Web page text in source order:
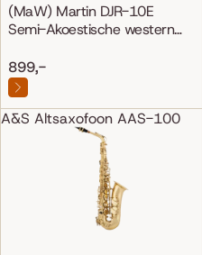
(MaW) Martin DJR-10E
Semi-Akoestische western
899,-
A&S Altsaxofoon AAS-100